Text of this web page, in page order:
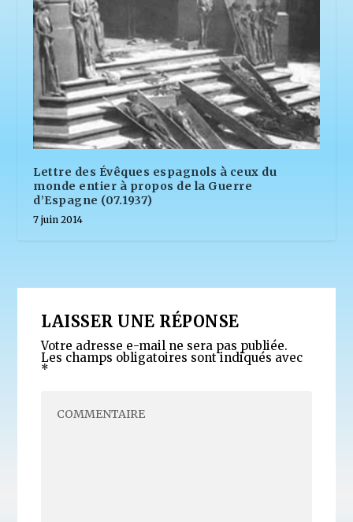
Lettre des Évêques espagnols à ceux du
monde entier à propos de la Guerre
d’Espagne (07.1937)
7 juin 2014
LAISSER UNE RÉPONSE
Votre adresse e-mail ne sera pas publiée.
Les champs obligatoires sont indiqués avec
*